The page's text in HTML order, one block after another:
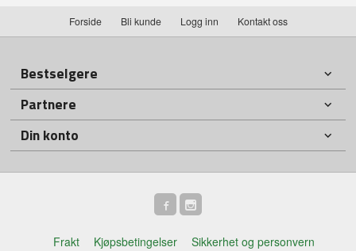
Forside Bli kunde Logg inn Kontakt oss
Bestselgere
Partnere
Din konto
Frakt Kjøpsbetingelser
Sikkerhet og personvern